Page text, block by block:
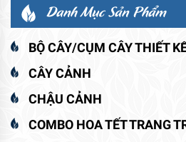
Danh Mục Sản Phẩm
BỘ CÂY/CỤM CÂY THIẾT
CÂY CẢNH
CHẬU CẢNH
COMBO HOA TẾT TRANG